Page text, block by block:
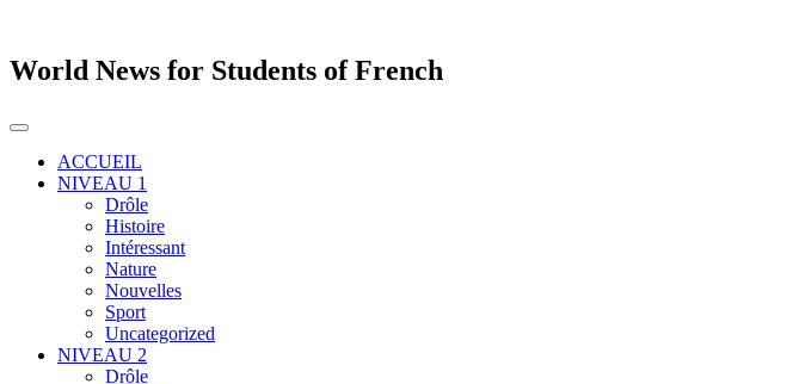
World News for Students of French
Toggle
navigationACCUEIL
NIVEAU 1
Drôle
Histoire
Intéressant
Nature
Nouvelles
Sport
Uncategorized
NIVEAU 2
Drôle